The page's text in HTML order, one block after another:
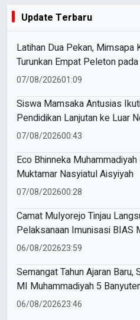
Update Terbaru
Latihan Dua Pekan, Mimsapa
Turunkan Empat Peleton
Ke-81 RI Kecamatan Pare
07/08/202601:09
Siswa Mamsaka Antusias
Pendidikan Lanjutan ke Luar
07/08/202600:43
Eco Bhinneka
Muktamar Nasyiatul Aisyiyah
07/08/202600:28
Camat Mulyorejo Tinjau
Pelaksanaan Imunisasi BIAS
di SD Muhammadiyah 18
06/08/202623:59
Semangat Tahun Ajaran Baru,
MI Muhammadiyah 5
Latihan Tapak Suci Perdana
06/08/202623:46